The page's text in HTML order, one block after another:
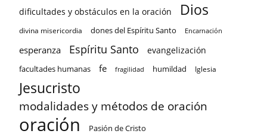
dificultades y obstáculos en la oración Dios
divina misericordia dones del Espíritu Santo Encarnación
esperanza Espíritu Santo evangelización
facultades humanas fe fragilidad humildad Iglesia
Jesucristo
modalidades y métodos de oración
oración Pasión de Cristo